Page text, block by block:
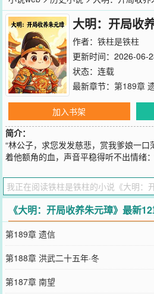
大明：开局收
作者： 铁柱是铁柱
更新时间：2026-06-
状态：连载
最新章节： 第189章
加入书架
简介：
“林公子，求您发发慈悲，赏我爹娘一口
着他额角的血，声音平稳得听不出情绪
了。”\n林昭忽然问：“你知道太平乡的
八抬了下头，“知道。他们说您是败家
正业的浪荡子。”\n“那你还敢来求我？
这太平乡，只有您，是会笑着对我们这
您，有能力，也有可能，帮我这一回。
后事，我全包了。”\n“等葬完你爹娘，你
地一愣，脱口而出：“公子要杀谁？”\n
弟弟！
您要是觉得《
群和微博微信里的朋友推荐哦！
《大明：开局收养朱元璋》最新
第189章 遗信
第188章 洪武二十五年·冬
第187章 南望